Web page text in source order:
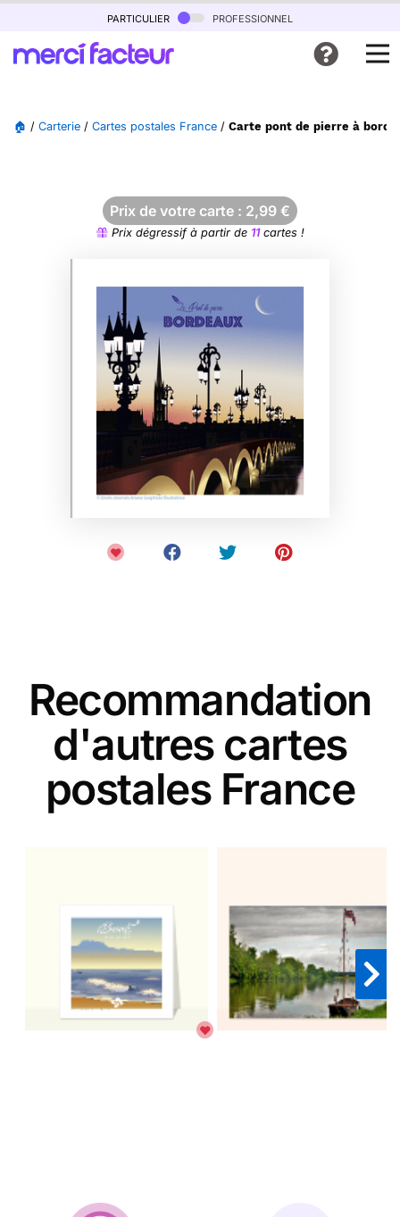
particulier professionnel
🏠 / Carterie / Cartes postales France / Carte pont de pierre à
Prix de votre carte : 2,99 €
Prix dégressif à partir de 11cartes !
Recommandation
d'autres cartes
postales France